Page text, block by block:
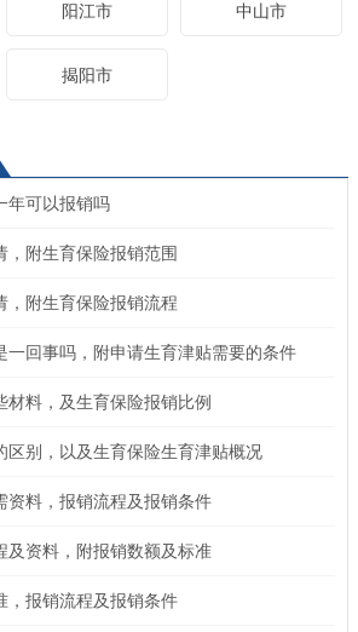
阳江市 中山市
揭阳市
年可以报销吗
，附生育保险报销范围
，附生育保险报销流程
一回事吗，附申请生育津贴需要的条件
材料，及生育保险报销比例
区别，以及生育保险生育津贴概况
资料，报销流程及报销条件
及资料，附报销数额及标准
，报销流程及报销条件